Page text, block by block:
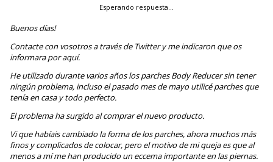
Esperando respuesta…
Buenos días!
Contacte con vosotros a través de Twitter y me indicaron que os
informara por aquí.
He utilizado durante varios años los parches Body Reducer sin tener
ningún problema, incluso el pasado mes de mayo utilicé parches que
tenía en casa y todo perfecto.
El problema ha surgido al comprar el nuevo producto.
Vi que habíais cambiado la forma de los parches, ahora muchos más
finos y complicados de colocar, pero el motivo de mi queja es que al
menos a mí me han producido un eccema importante en las piernas.